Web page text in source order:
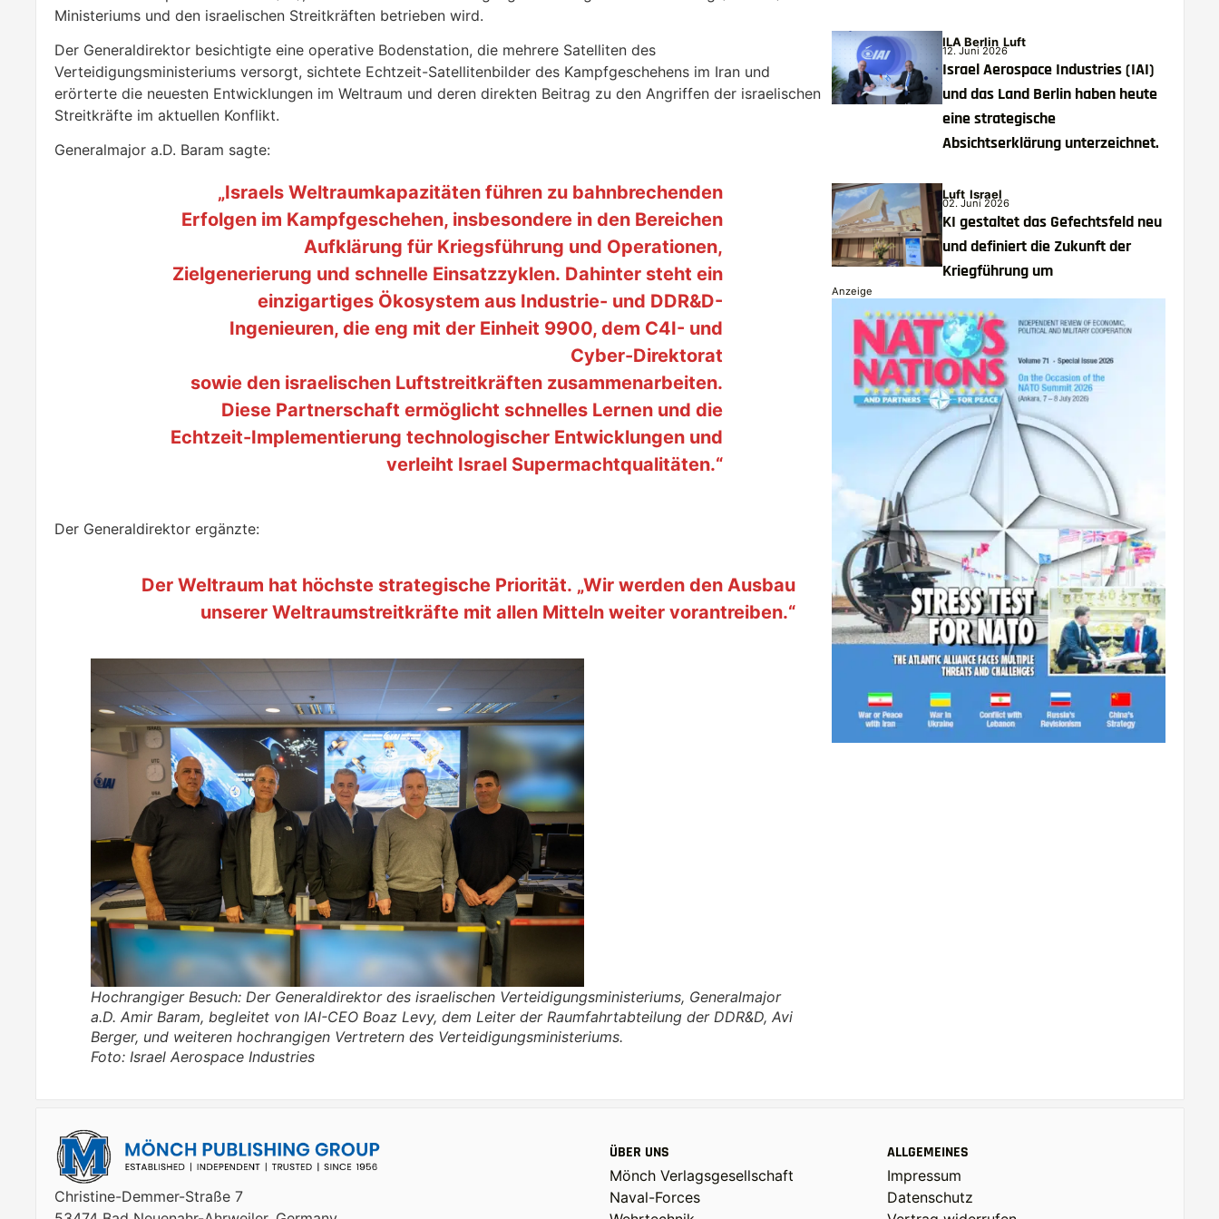
Ministeriums und den israelischen Streitkräften betrieben wird.
Der Generaldirektor besichtigte eine operative Bodenstation, die mehrere Satelliten des
Verteidigungsministeriums versorgt, sichtete Echtzeit-Satellitenbilder des Kampfgeschehens im Iran und
erörterte die neuesten Entwicklungen im Weltraum und deren direkten Beitrag zu den Angriffen der israelischen
Streitkräfte im aktuellen Konflikt.
Generalmajor a.D. Baram sagte:
„Israels Weltraumkapazitäten führen zu bahnbrechenden
Erfolgen im Kampfgeschehen, insbesondere in den Bereichen
Aufklärung für Kriegsführung und Operationen,
Zielgenerierung und schnelle Einsatzzyklen. Dahinter steht ein
einzigartiges Ökosystem aus Industrie- und DDR&D-
Ingenieuren, die eng mit der Einheit 9900, dem C4I- und
Cyber-Direktorat
sowie den israelischen Luftstreitkräften zusammenarbeiten.
Diese Partnerschaft ermöglicht schnelles Lernen und die
Echtzeit-Implementierung technologischer Entwicklungen und
verleiht Israel Supermachtqualitäten.“
Der Generaldirektor ergänzte:
Der Weltraum hat höchste strategische Priorität. „Wir werden den Ausbau
unserer Weltraumstreitkräfte mit allen Mitteln weiter vorantreiben.“
Hochrangiger Besuch: Der Generaldirektor des israelischen Verteidigungsministeriums, Generalmajor
a.D. Amir Baram, begleitet von IAI-CEO Boaz Levy, dem Leiter der Raumfahrtabteilung der DDR&D, Avi
Berger, und weiteren hochrangigen Vertretern des Verteidigungsministeriums.
Foto: Israel Aerospace Industries
ILA Berlin Luft
12. Juni 2026
Israel Aerospace Industries (IAI)
und das Land Berlin haben heute
eine strategische
Absichtserklärung unterzeichnet.
Luft Israel
02. Juni 2026
KI gestaltet das Gefechtsfeld neu
und definiert die Zukunft der
Kriegführung um
Anzeige
Christine-Demmer-Straße 7
ÜBER UNS
Mönch Verlagsgesellschaft
Naval-Forces
ALLGEMEINES
Impressum
Datenschutz